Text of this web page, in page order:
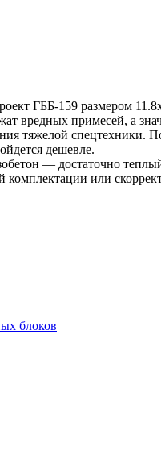
ГББ-159 размером
вредных примесей, а
тяжелой спецтехники.
дешевле.
— достаточно
или
блоков